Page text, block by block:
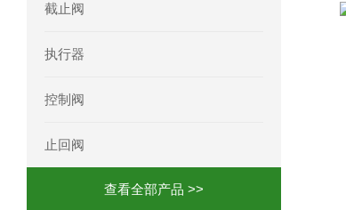
截止阀
执行器
控制阀
止回阀
查看全部产品 >>